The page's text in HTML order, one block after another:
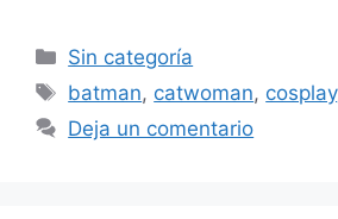
Categorías
Sin categoría
Etiquetas
batman, catwoman, cosplay
Deja un comentario